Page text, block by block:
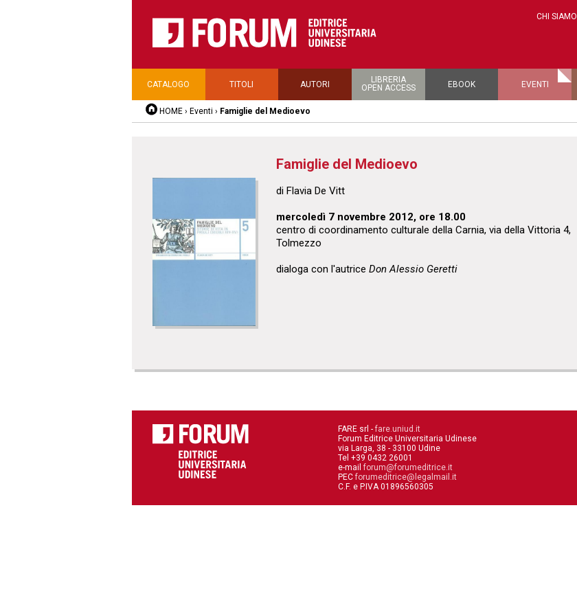
CHI SIAMO
CATALOGO TITOLI AUTORI
LIBRERIA
OPEN ACCESS
EBOOK EVENTI
HOME › Eventi › Famiglie del Medioevo
Famiglie del Medioevo
di Flavia De Vitt
mercoledì 7 novembre 2012, ore 18.00
centro di coordinamento culturale della Carnia, via della Vittoria 4,
Tolmezzo
dialoga con l'autrice Don Alessio Geretti
FARE srl - fare.uniud.it
Forum Editrice Universitaria Udinese
via Larga, 38 - 33100 Udine
Tel +39 0432 26001
e-mail forum@forumeditrice.it
PEC forumeditrice@legalmail.it
C.F. e P.IVA 01896560305